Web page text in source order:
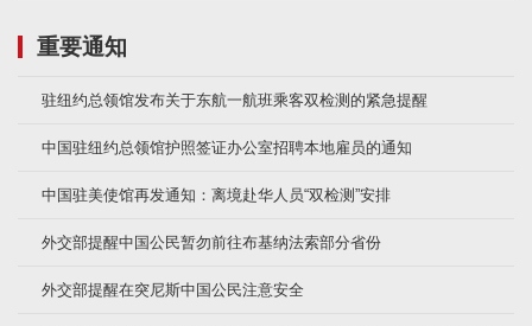
重要通知
驻纽约总领馆发布关于东航一航班乘客双检测的紧急提醒
中国驻纽约总领馆护照签证办公室招聘本地雇员的通知
中国驻美使馆再发通知：离境赴华人员“双检测”安排
外交部提醒中国公民暂勿前往布基纳法索部分省份
外交部提醒在突尼斯中国公民注意安全